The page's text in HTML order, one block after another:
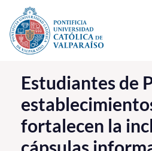
Click acá para ir directamente al
La Universidad
Investigación, Creación e
PUCV Internacional
Vinculación con el Medio
Estudiantes de
fortalecen la